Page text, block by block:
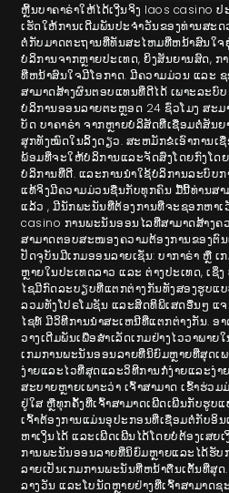
ຫຼີ້ນບາຄາຣ່າໃຫ້ໄດ້ເງີນຈິງ laos casino
ເຮັດໃຫ້ການເດີມພັນປະຈໍາວັນຂອງທ່ານສະ
ຕໍ່ກັບມາດຕະຖານທີ່ທັນສະໄຫມທີ່ຫນ້າສົນໃຈ
ບໍລິການຈາກຫຼາຍປະເທດ, ຍິງສັນຍານສົດ, ກ
ທີ່ຫນ້າສົນໃຈມີໂອກາດ. ມີຄວາມມ່ວນ ແລະ
ສາມາດສ້າງຜົນຕອບແທນທີ່ດີໄດ້ ເພາະລະບົ
ບໍລິການອອນລາຍຕະຫຼອດ 24 ຊົ່ວໂມງ ສະມ
ບັດ ບາຄາຣ່າ ຈາກຫຼາຍບໍລິສັດທີ່ເຊື່ອມຕໍ່ສັນ
ສຸກທັງໝົດໃນລິ້ງດຽວ. ສະຫມັກຂໍເອົາການເ
ພ້ອມທີ່ຈະໃຫ້ບໍລິການແລະຈັດສົ່ງໂດຍກົງໂດ
ບໍລິການທີ່ດີ. ແລະ​ການ​ນໍາ​ໃຊ້​ບໍ​ລິ​ການ​ລະ​ບົບ​
ແທ້​ຈິງ​ມີ​ຄວາມ​ມ່ວນ​ຊື່ນ​ກັບ​ທຸກ​ຄົນ​ ມື້ນີ້ທ່ານສາ
ແລ້ວ , ມີນັກພະນັນທີ່ຕ້ອງການທີ່ຈະຊອກຫາເ
casino ການພະນັນອອນໄລທີ່ສາມາດສ້າງຄ
ສາມາດຕອບສະໜອງຄວາມຕ້ອງການຂອງຕົນ
ປັດຈຸບັນມີເກມອອນລາຍເຊັ່ນ: ບາກາຣ່າ ຫຼື
ຫຼາຍໃນປະເທດລາວ ແລະ ຕ່າງປະເທດ, ເຊິ່
ໄຊມີກົດລະບຽບທີ່ແຕກຕ່າງກັນທັງສອງຮູບແ
ລວມທັງໂປຣໂມຊັນ ແລະສິດທິພິເສດອື່ນໆ ແ
ໄຊທ໌ ມີວິທີການນໍາສະເຫນີທີ່ແຕກຕ່າງກັນ. ອາ
ວາງເດີມພັນເພື່ອສໍາເລັດເກມຢ່າງໄວວາພາຍ
ເກມການພະນັນອອນລາຍທີ່ນິຍົມຫຼາຍທີ່ສຸດເ
ງ່າຍແລະໄວທີ່ສຸດແລະວິທີການກໍ່ງ່າຍແລະງ່າ
ສະບາຍຫຼາຍເພາະວ່າ ເຈົ້າ​ສາ​ມາດ ເຂົ້າຮ່ວ
ຢູ່ໃສ ຫຼືທຸກຄັ້ງທີ່ເຈົ້າສາມາດເພີດເພີນກັບຮູບ
ເຈົ້າຕ້ອງການແມ່ນອຸປະກອນທີ່ເຊື່ອມຕໍ່ກັບອິນ
ຫາເງິນໄດ້ ແລະເພີດເພີນໄດ້ໂດຍບໍ່ຕ້ອງເສຍ
ການພະນັນອອນລາຍທີ່ນິຍົມຫຼາຍແລະໄດ້ຮັ
ລາຍເປັນເກມການພະນັນທີ່ຫນ້າຕື່ນເຕັ້ນທີ່ສຸ
ລາງວັນ ແລະໂບນັດຫຼາຍຢ່າງທີ່ເຈົ້າສາມາດ